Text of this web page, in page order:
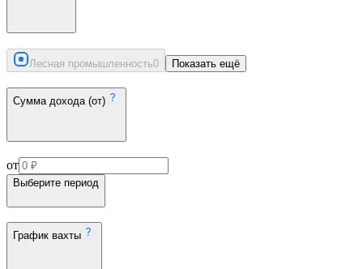
Лесная промышленность0 Показать ещё
Сумма дохода (от)
от
Выберите период
График вахты